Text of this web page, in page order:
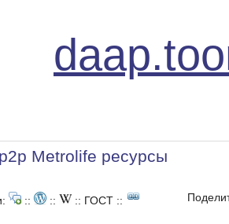
p2p Metrolife ресурсы
:: :: :: ГОСТ ::